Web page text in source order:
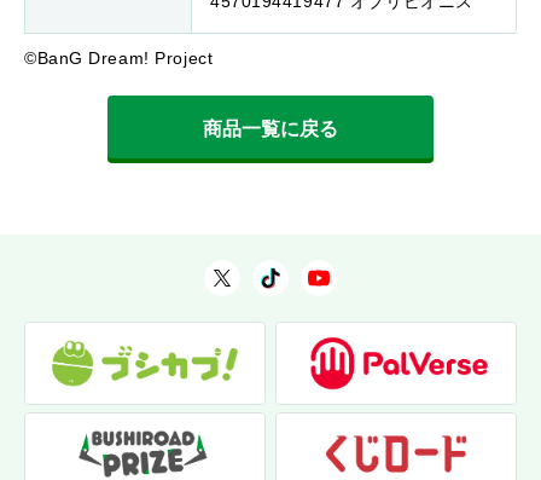
©BanG Dream! Project
商品一覧に戻る